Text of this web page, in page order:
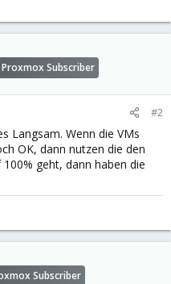
Proxmox Subscriber
#2
Langsam. Wenn die VMs
OK, dann nutzen die den
geht, dann haben die
Subscriber